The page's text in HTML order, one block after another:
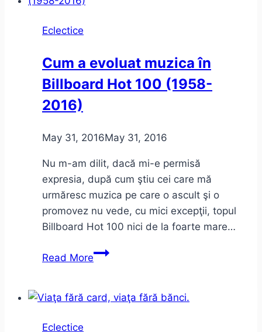
Eclectice
Cum a evoluat muzica în
Billboard Hot 100 (1958-
2016)
May 31, 2016May 31, 2016
Nu m-am dilit, dacă mi-e permisă
expresia, după cum ştiu cei care mă
urmăresc muzica pe care o ascult şi o
promovez nu vede, cu mici excepţii, topul
Billboard Hot 100 nici de la foarte mare…
Read MoreCum
muzica
Eclectice